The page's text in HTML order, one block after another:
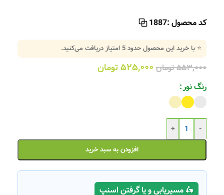
کد محصول :1887
⭐ با خرید این محصول حدود5 امتیاز دریافت می‌کنید.
۵۵۳,۰۰۰تومان ۵۲۵,۰۰۰تومان
رنگ نور
-
+
افزودن به سبد خرید
🛵 مسیریابی و یا گرفتن اسنپ